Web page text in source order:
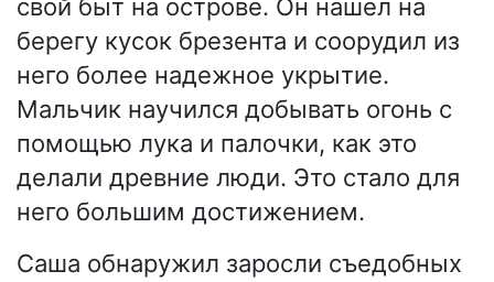
свой быт на острове. Он нашел на
берегу кусок брезента и соорудил из
него более надежное укрытие.
Мальчик научился добывать огонь с
помощью лука и палочки, как это
делали древние люди. Это стало для
него большим достижением.
Саша обнаружил заросли съедобных